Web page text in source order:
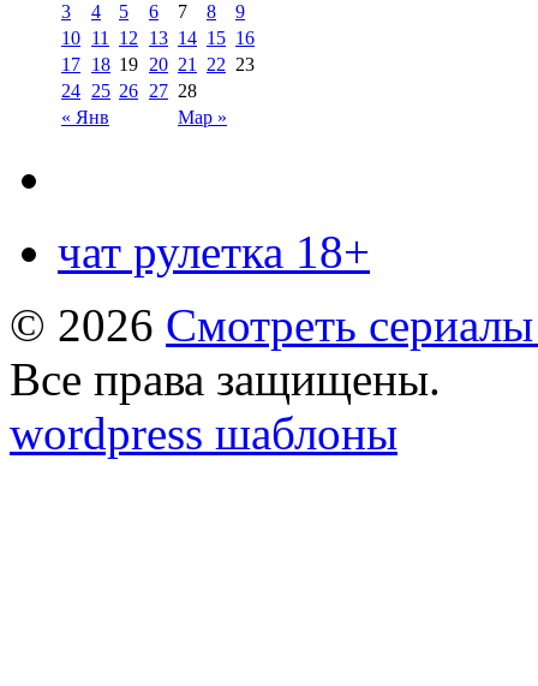
« Янв Мар »
3
4 5 6 7 8
9
10 11 12 13 14 15 16
17 18 19 20 21 22 23
24 25 26 27 28
чат рулетка 18+
© 2026 Смотреть
Все права защищены.
wordpress шаблоны